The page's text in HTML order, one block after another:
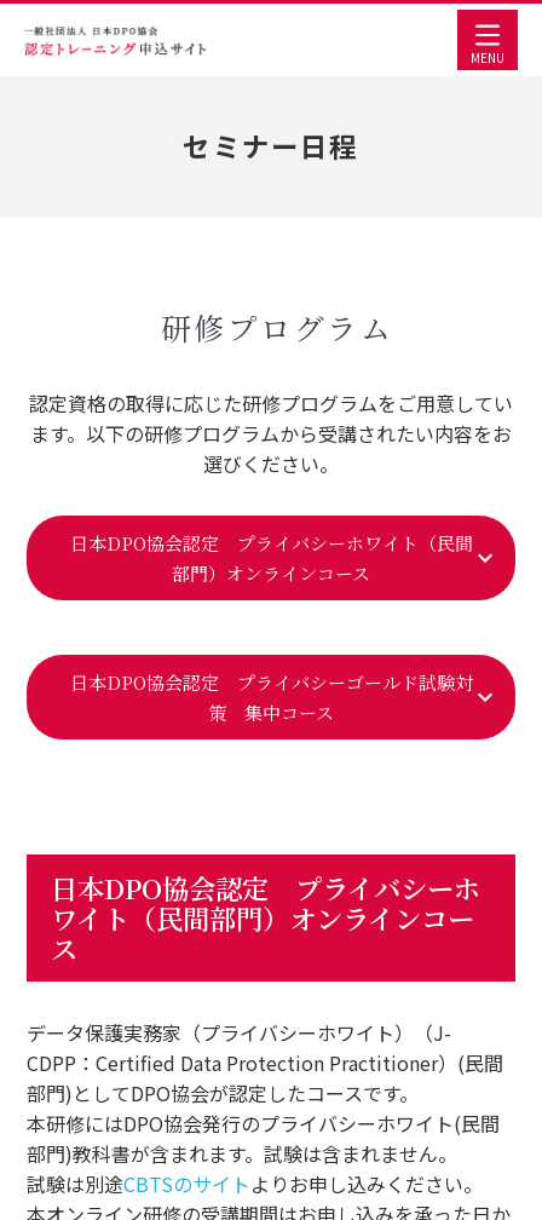
MENU
セミナー日程
研修プログラム
認定資格の取得に応じた研修プログラムをご用意してい
ます。以下の研修プログラムから受講されたい内容をお
選びください。
日本DPO協会認定 プライバシーホワイト（民間
部門）オンラインコース
日本DPO協会認定 プライバシーゴールド試験対
策 集中コース
日本DPO協会認定 プライバシーホ
ワイト（民間部門）オンラインコー
ス
データ保護実務家（プライバシーホワイト）（J-
CDPP：Certified Data Protection Practitioner）(民間
部門)としてDPO協会が認定したコースです。
本研修にはDPO協会発行のプライバシーホワイト(民間
部門)教科書が含まれます。試験は含まれません。
試験は別途CBTSのサイトよりお申し込みください。
本オンライン研修の受講期間はお申し込みを承った日か